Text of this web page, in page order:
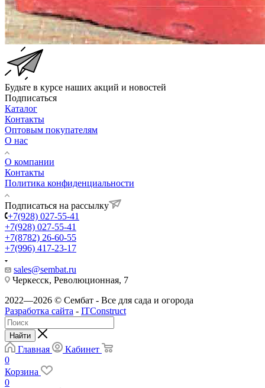
Будьте в курсе наших акций и новостей
Подписаться
Каталог
Контакты
Оптовым покупателям
О нас
О компании
Контакты
Политика конфиденциальности
Подписаться на рассылку
+7(928) 027-55-41
+7(928) 027-55-41
+7(8782) 26-60-55
+7(996) 417-23-17
sales@sembat.ru
Черкесск, Революционная, 7
2022—2026 © Сембат - Все для сада и огорода
Разработка сайта - ITConstruct
Найти
Главная
Кабинет
0
Корзина
0